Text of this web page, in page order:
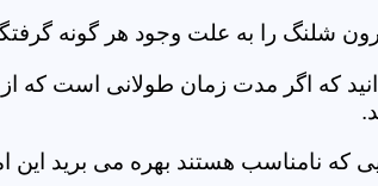
شلنگ را به علت وجود هر گونه
که اگر مدت زمان طولانی است که از
که نامناسب هستند بهره می